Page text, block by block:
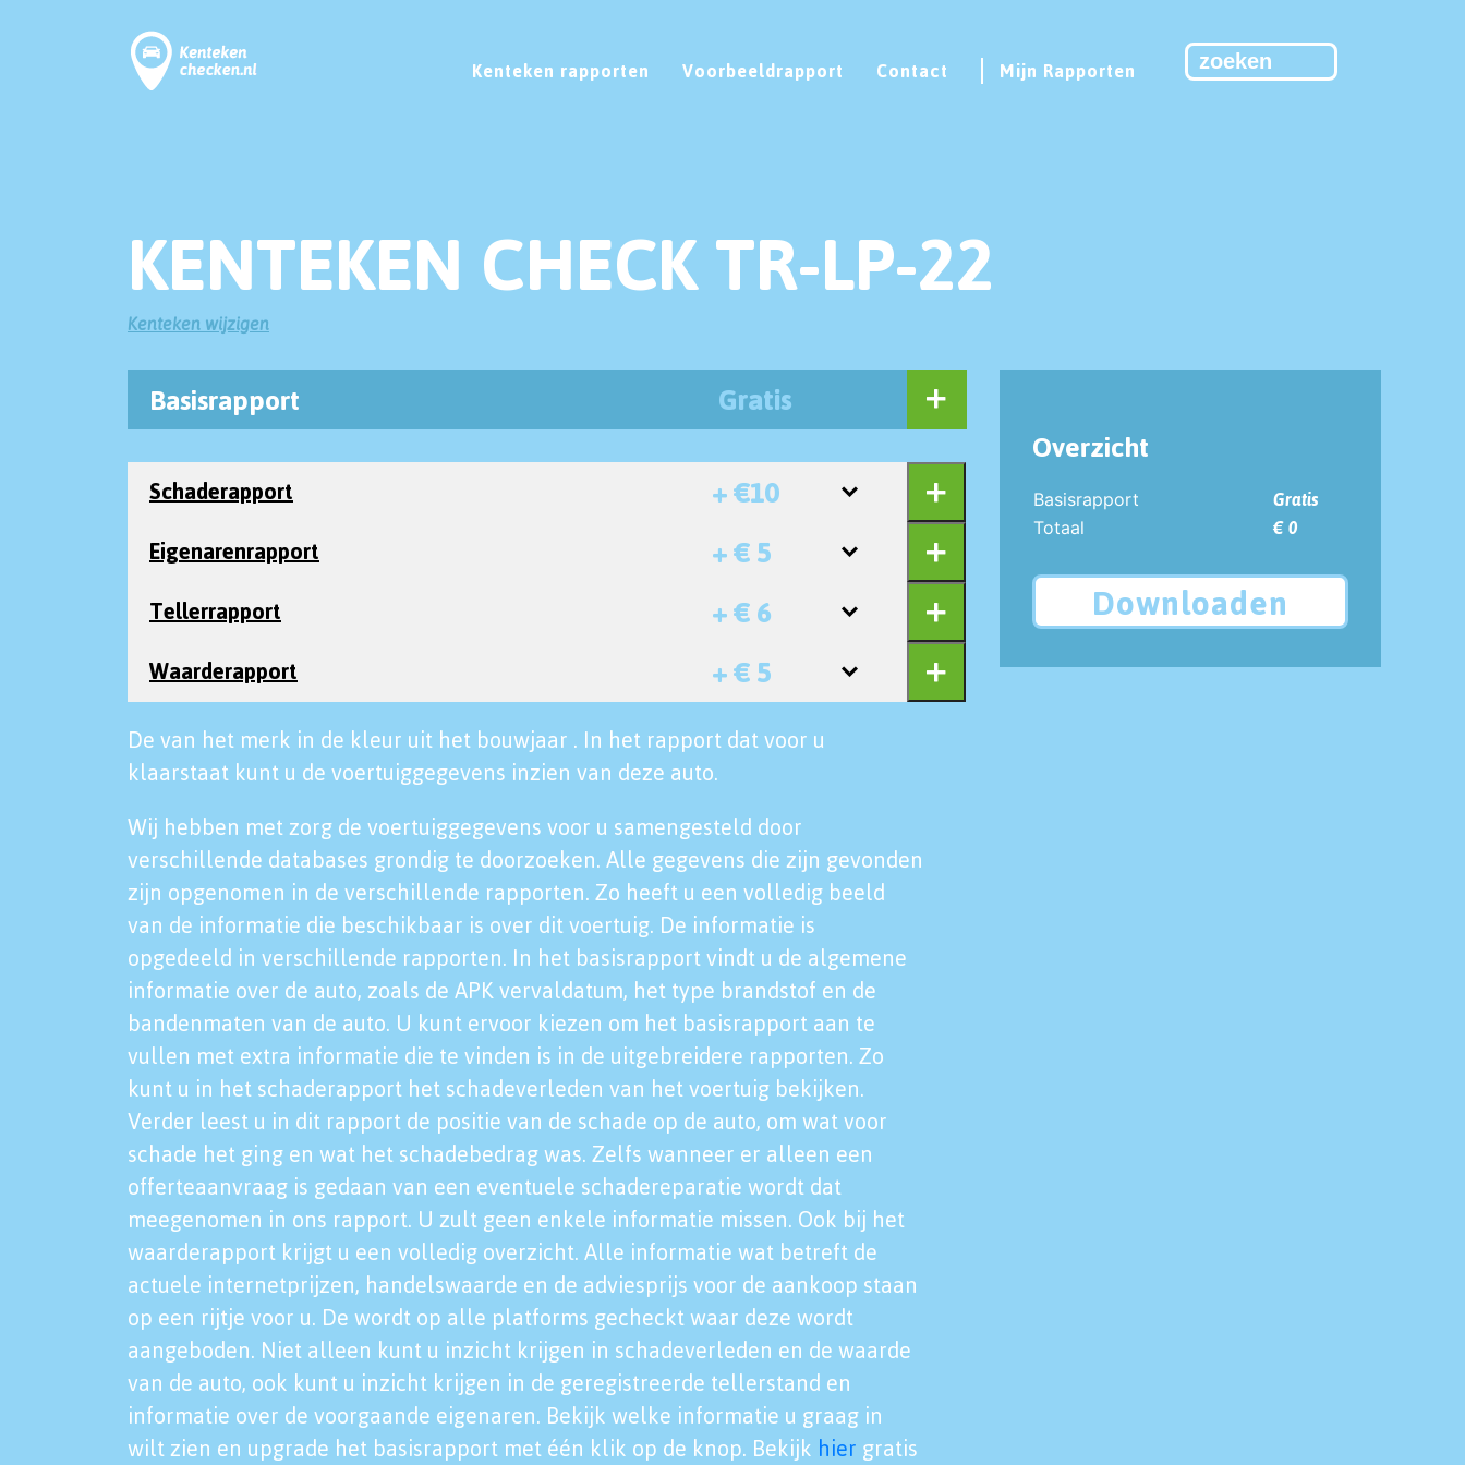
Kenteken rapporten Voorbeeldrapport Contact Mijn Rapporten
KENTEKEN CHECK TR-LP-22
Kenteken wijzigen
Basisrapport Gratis
Schaderapport + €10
Eigenarenrapport + € 5
Tellerrapport + € 6
Waarderapport + € 5
De van het merk in de kleur uit het bouwjaar . In het rapport dat voor u
klaarstaat kunt u de voertuiggegevens inzien van deze auto.
Wij hebben met zorg de voertuiggegevens voor u samengesteld door
verschillende databases grondig te doorzoeken. Alle gegevens die zijn gevonden
zijn opgenomen in de verschillende rapporten. Zo heeft u een volledig beeld
van de informatie die beschikbaar is over dit voertuig. De informatie is
opgedeeld in verschillende rapporten. In het basisrapport vindt u de algemene
informatie over de auto, zoals de APK vervaldatum, het type brandstof en de
bandenmaten van de auto. U kunt ervoor kiezen om het basisrapport aan te
vullen met extra informatie die te vinden is in de uitgebreidere rapporten. Zo
kunt u in het schaderapport het schadeverleden van het voertuig bekijken.
Verder leest u in dit rapport de positie van de schade op de auto, om wat voor
schade het ging en wat het schadebedrag was. Zelfs wanneer er alleen een
offerteaanvraag is gedaan van een eventuele schadereparatie wordt dat
meegenomen in ons rapport. U zult geen enkele informatie missen. Ook bij het
waarderapport krijgt u een volledig overzicht. Alle informatie wat betreft de
actuele internetprijzen, handelswaarde en de adviesprijs voor de aankoop staan
op een rijtje voor u. De wordt op alle platforms gecheckt waar deze wordt
aangeboden. Niet alleen kunt u inzicht krijgen in schadeverleden en de waarde
van de auto, ook kunt u inzicht krijgen in de geregistreerde tellerstand en
informatie over de voorgaande eigenaren. Bekijk welke informatie u graag in
wilt zien en upgrade het basisrapport met één klik op de knop. Bekijk hier gratis
Overzicht
Basisrapport
Gratis
Totaal
€ 0
Downloaden